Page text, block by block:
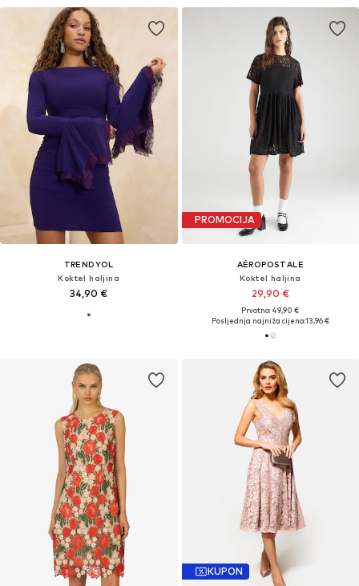
TRENDYOL
Koktel haljina
34,90 €
PROMOCIJA
AÉROPOSTALE
Koktel haljina
29,90 €
Prvotno: 49,90 €
Posljednja najniža cijena:13,96 €
KUPON